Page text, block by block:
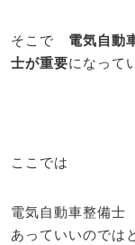
そこで 電気自動
士が重要になって
ここでは
電気自動車整備
あっていいのでは